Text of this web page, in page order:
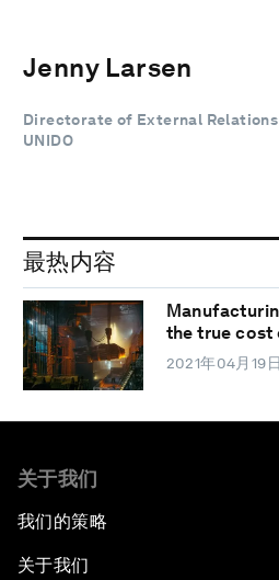
Jenny Larsen
Directorate of External Relations
UNIDO
最热内容
the true cost
2021年04月19日
关于我们
我们的策略
关于我们